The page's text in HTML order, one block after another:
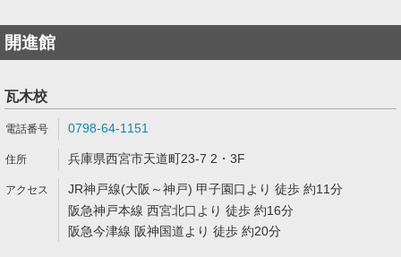
開進館
瓦木校
0798-64-1151
兵庫県西宮市天道町23-7 2・3F
JR神戸線(大阪～神戸) 甲子園口より 徒歩 約11分
阪急神戸本線 西宮北口より 徒歩 約16分
阪急今津線 阪神国道より 徒歩 約20分